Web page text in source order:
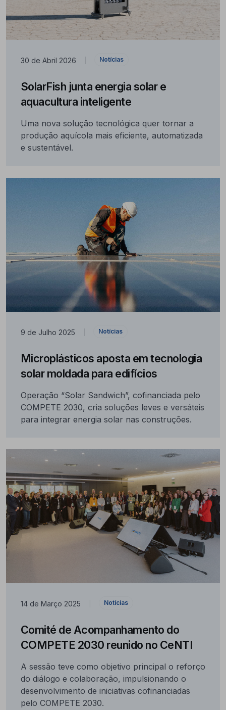
30 de Abril 2026 Notícias
SolarFish junta energia solar e
aquacultura inteligente
Uma nova solução tecnológica quer tornar a
produção aquícola mais eficiente, automatizada
e sustentável.
9 de Julho 2025 Notícias
Microplásticos aposta em tecnologia
solar moldada para edifícios
Operação “Solar Sandwich”, cofinanciada pelo
COMPETE 2030, cria soluções leves e versáteis
para integrar energia solar nas construções.
14 de Março 2025 Notícias
Comité de Acompanhamento do
COMPETE 2030 reunido no CeNTI
A sessão teve como objetivo principal o reforço
do diálogo e colaboração, impulsionando o
desenvolvimento de iniciativas cofinanciadas
pelo COMPETE 2030.